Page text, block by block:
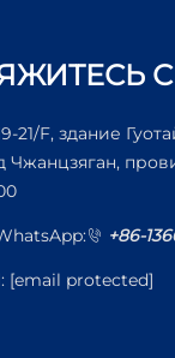
21/F, здание
Чжанцзяган,
+86-
[email protected]